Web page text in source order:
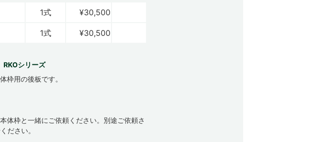
1式 ¥30,500
1式 ¥30,500
RKOシリーズ
枠用の後板です。
体枠と一緒にご依頼ください。別途ご依頼さ
ださい。